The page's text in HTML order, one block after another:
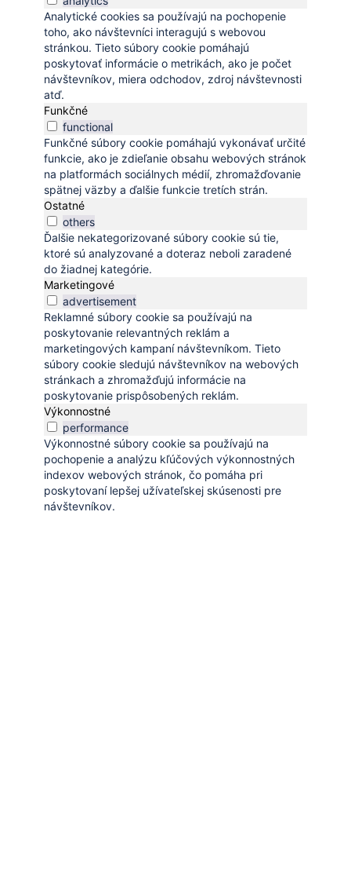
Analytické cookies sa používajú na pochopenie
toho, ako návštevníci interagujú s webovou
stránkou. Tieto súbory cookie pomáhajú
poskytovať informácie o metrikách, ako je počet
návštevníkov, miera odchodov, zdroj návštevnosti
atď.
Funkčné
functional
Funkčné súbory cookie pomáhajú vykonávať určité
funkcie, ako je zdieľanie obsahu webových stránok
na platformách sociálnych médií, zhromažďovanie
spätnej väzby a ďalšie funkcie tretích strán.
Ostatné
others
Ďalšie nekategorizované súbory cookie sú tie,
ktoré sú analyzované a doteraz neboli zaradené
do žiadnej kategórie.
Marketingové
advertisement
Reklamné súbory cookie sa používajú na
poskytovanie relevantných reklám a
marketingových kampaní návštevníkom. Tieto
súbory cookie sledujú návštevníkov na webových
stránkach a zhromažďujú informácie na
poskytovanie prispôsobených reklám.
Výkonnostné
performance
Výkonnostné súbory cookie sa používajú na
pochopenie a analýzu kľúčových výkonnostných
indexov webových stránok, čo pomáha pri
poskytovaní lepšej užívateľskej skúsenosti pre
návštevníkov.